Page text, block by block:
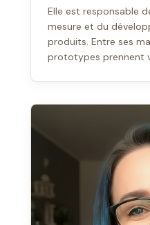
Elle est responsable
mesure et du
produits. Entre ses
prototypes prennent